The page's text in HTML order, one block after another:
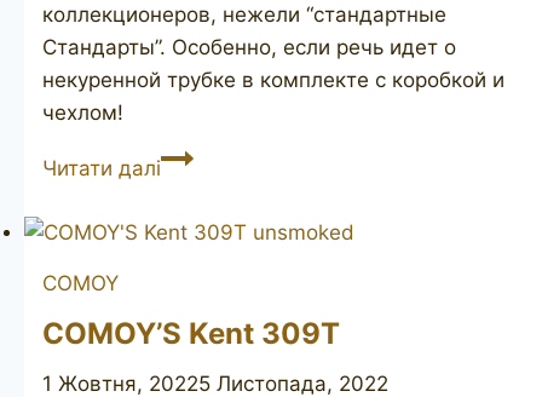
коллекционеров, нежели “стандартные
Стандарты”. Особенно, если речь идет о
некуренной трубке в комплекте с коробкой и
чехлом!
Читати даліPETERSON’S
73
COMOY
COMOY’S Kent 309T
1 Жовтня, 20225 Листопада, 2022